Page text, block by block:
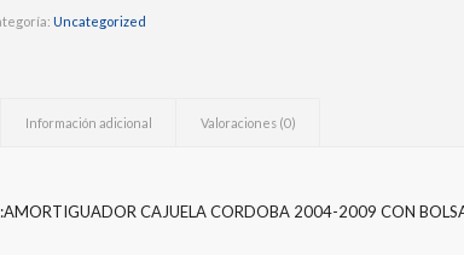
Uncategorized
Información adicional Valoraciones (0)
CAJUELA CORDOBA 2004-2009 CON